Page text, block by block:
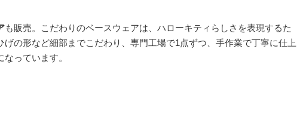
も販売。こだわりのベースウェアは、ハローキティらしさを表現するた
の形など細部までこだわり、専門工場で1点ずつ、手作業で丁寧に仕上
っています。